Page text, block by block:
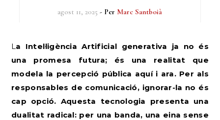
agost 11, 2025 - Per Marc Santboià
La Intel·ligència Artificial generativa ja no és
una promesa futura; és una realitat que
modela la percepció pública aquí i ara. Per als
responsables de comunicació, ignorar-la no és
cap opció. Aquesta tecnologia presenta una
dualitat radical: per una banda, una eina sense